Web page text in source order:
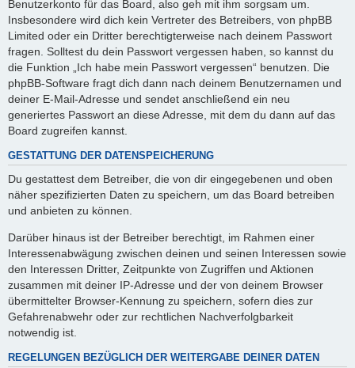
Benutzerkonto für das Board, also geh mit ihm sorgsam um.
Insbesondere wird dich kein Vertreter des Betreibers, von phpBB
Limited oder ein Dritter berechtigterweise nach deinem Passwort
fragen. Solltest du dein Passwort vergessen haben, so kannst du
die Funktion „Ich habe mein Passwort vergessen“ benutzen. Die
phpBB-Software fragt dich dann nach deinem Benutzernamen und
deiner E-Mail-Adresse und sendet anschließend ein neu
generiertes Passwort an diese Adresse, mit dem du dann auf das
Board zugreifen kannst.
GESTATTUNG DER DATENSPEICHERUNG
Du gestattest dem Betreiber, die von dir eingegebenen und oben
näher spezifizierten Daten zu speichern, um das Board betreiben
und anbieten zu können.
Darüber hinaus ist der Betreiber berechtigt, im Rahmen einer
Interessenabwägung zwischen deinen und seinen Interessen sowie
den Interessen Dritter, Zeitpunkte von Zugriffen und Aktionen
zusammen mit deiner IP-Adresse und der von deinem Browser
übermittelter Browser-Kennung zu speichern, sofern dies zur
Gefahrenabwehr oder zur rechtlichen Nachverfolgbarkeit
notwendig ist.
REGELUNGEN BEZÜGLICH DER WEITERGABE DEINER DATEN